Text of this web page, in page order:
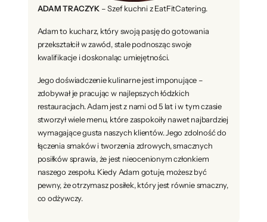
ADAM TRACZYK– Szef kuchni z EatFitCatering.
Adam to kucharz, który swoją pasję do gotowania
przekształcił w zawód, stale podnosząc swoje
kwalifikacje i doskonaląc umiejętności.
Jego doświadczenie kulinarne jest imponujące –
zdobywał je pracując w najlepszych łódzkich
restauracjach. Adam jest z nami od 5 lat i w tym czasie
stworzył wiele menu, które zaspokoiły nawet najbardziej
wymagające gusta naszych klientów. Jego zdolność do
łączenia smaków i tworzenia zdrowych, smacznych
posiłków sprawia, że jest nieocenionym członkiem
naszego zespołu. Kiedy Adam gotuje, możesz być
pewny, że otrzymasz posiłek, który jest równie smaczny,
co odżywczy.